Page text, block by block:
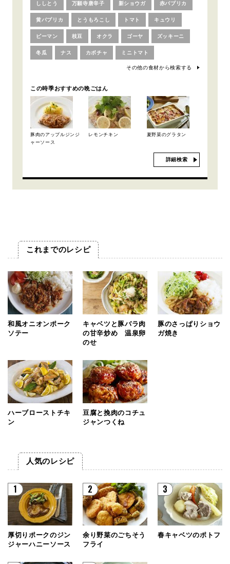
ししとう 万願寺唐辛子 新ショウガ 赤パプリカ
黄パプリカ とうもろこし トマト キュウリ
ピーマン 枝豆 オクラ ゴーヤ ズッキーニ
冬瓜 ナス カボチャ ミニトマト
その他の食材から検索する
この時季おすすめの晩ごはん
豚肉のアップルジンジ
ャーソース
レモンチキン 夏野菜のグラタン
詳細検索
これまでのレシピ
和風オニオンポーク
ソテー
キャベツと豚バラ肉
の甘辛炒め 温泉卵
のせ
豚のさっぱりショウ
ガ焼き
ハーブローストチキ
ン
豆腐と挽肉のコチュ
ジャンつくね
人気のレシピ
1
厚切りポークのジン
ジャーハニーソース
2
余り野菜のごちそう
フライ
3
春キャベツのポトフ